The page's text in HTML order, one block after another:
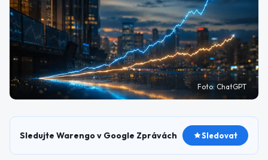
Foto: ChatGPT
Sledujte Warengo v Google Zprávách Sledovat